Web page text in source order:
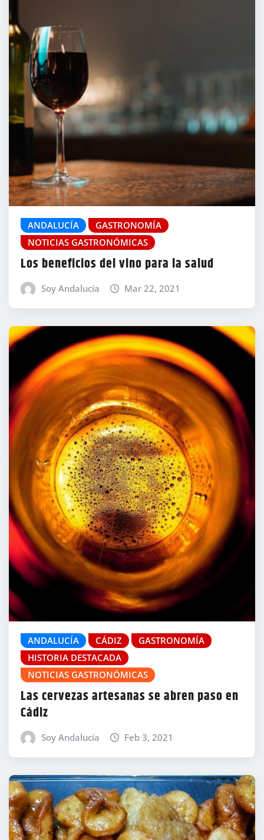
ANDALUCÍA
GASTRONOMÍA
NOTICIAS GASTRONÓMICAS
Los beneficios del vino para la salud
Soy Andalucía Mar 22, 2021
ANDALUCÍA CÁDIZ
GASTRONOMÍA
HISTORIA DESTACADA
NOTICIAS GASTRONÓMICAS
Las cervezas artesanas se abren paso en
Cádiz
Soy Andalucía Feb 3, 2021